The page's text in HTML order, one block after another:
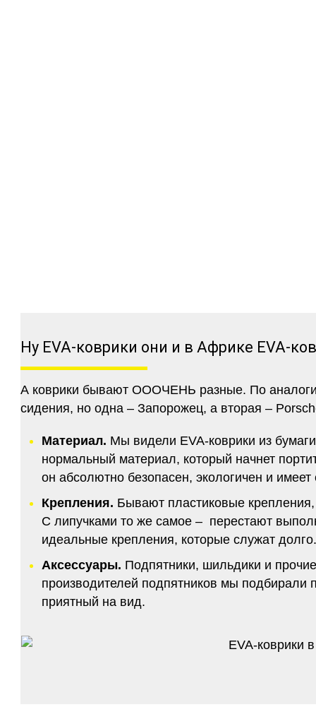
Ну EVA-коврики они и в Африке EVA-
А коврики бывают ОООЧЕНЬ разные. По
сидения, но одна – Запорожец, а вторая –
Материал. Мы видели EVA-коврики из
нормальный материал, который начнет
он абсолютно безопасен, экологичен и
Крепления. Бывают пластиковые
С липучками то же самое – перестают
идеальные крепления, которые служат
Аксессуары. Подпятники, шильдики и
производителей подпятников мы подбирали
приятный на вид.